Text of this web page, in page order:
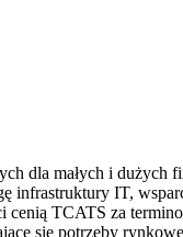
dla małych i dużych
infrastruktury IT,
TCATS za
się potrzeby